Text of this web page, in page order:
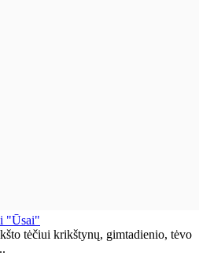
"Ūsai"
tėčiui krikštynų, gimtadienio, tėvo